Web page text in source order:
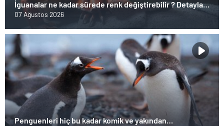
İguanalar ne kadar sürede renk değiştirebilir ? Detaylar
burada…
07 Ağustos 2026
Penguenleri hiç bu kadar komik ve yakından